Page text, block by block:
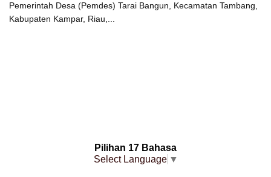
Pemerintah Desa (Pemdes) Tarai Bangun, Kecamatan Tambang,
Kabupaten Kampar, Riau,...
Pilihan 17 Bahasa
Select Language ▼